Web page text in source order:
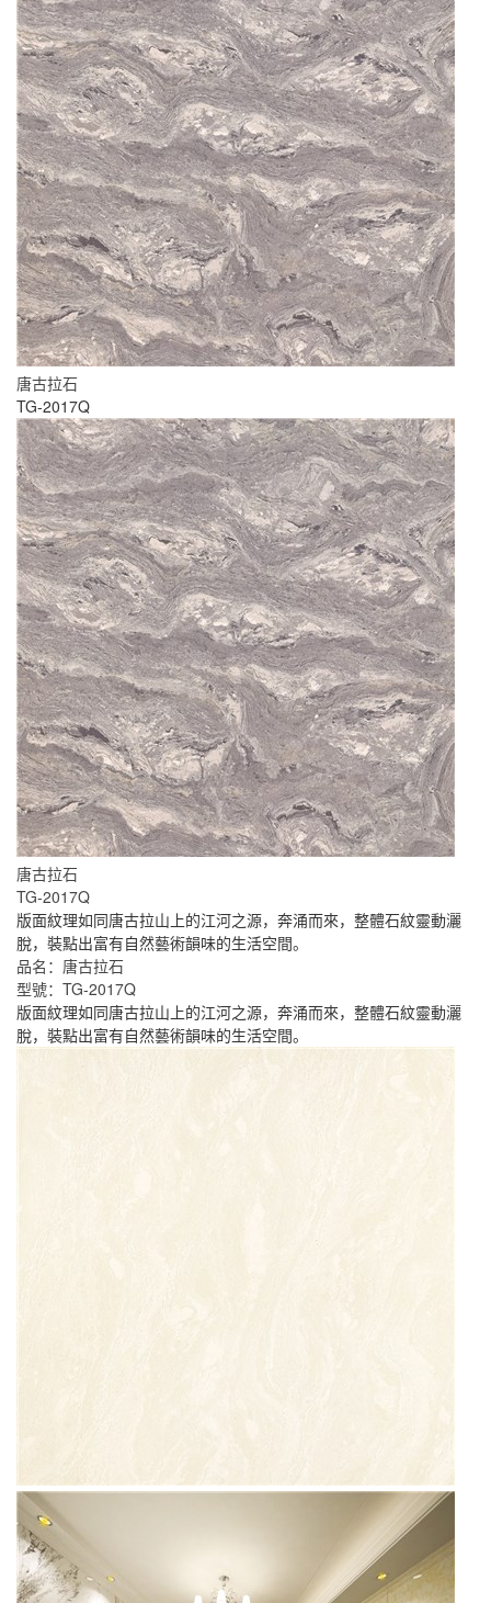
唐古拉石
TG-2017Q
唐古拉石
TG-2017Q
版面紋理如同唐古拉山上的江河之源，奔涌而來，整體石紋靈動灑
脫，裝點出富有自然藝術韻味的生活空間。
品名：唐古拉石
型號：TG-2017Q
版面紋理如同唐古拉山上的江河之源，奔涌而來，整體石紋靈動灑
脫，裝點出富有自然藝術韻味的生活空間。